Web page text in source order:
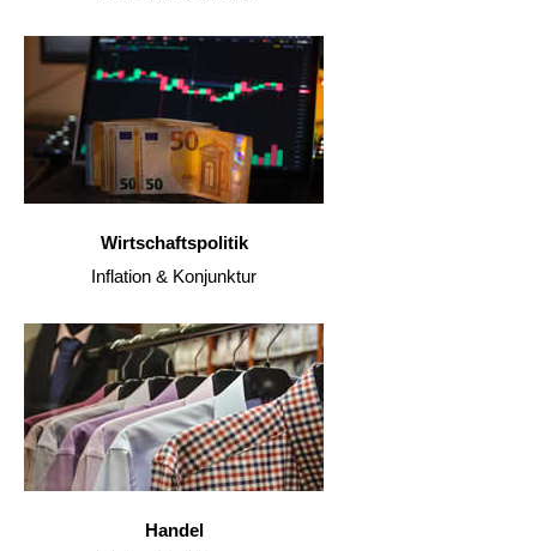
Wirtschaftspolitik
Inflation & Konjunktur
Handel